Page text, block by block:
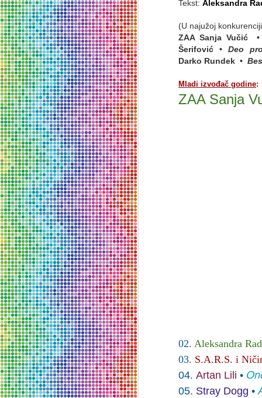
Tekst: Aleksandra
(U najužoj
ZAA Sanja Vučić
Šerifović • Deo
Darko Rundek •
Mladi izvođač godine:
ZAA Sanja
02. Aleksandra
03. S.A.R.S. i
04. Artan Lili •
05. Stray Dogg •